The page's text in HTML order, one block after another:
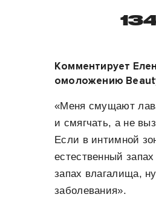
Комментирует
омоложению
«Меня смущают
и смягчать, а не
Если в интимной
естественный
запах влагалища,
заболевания».